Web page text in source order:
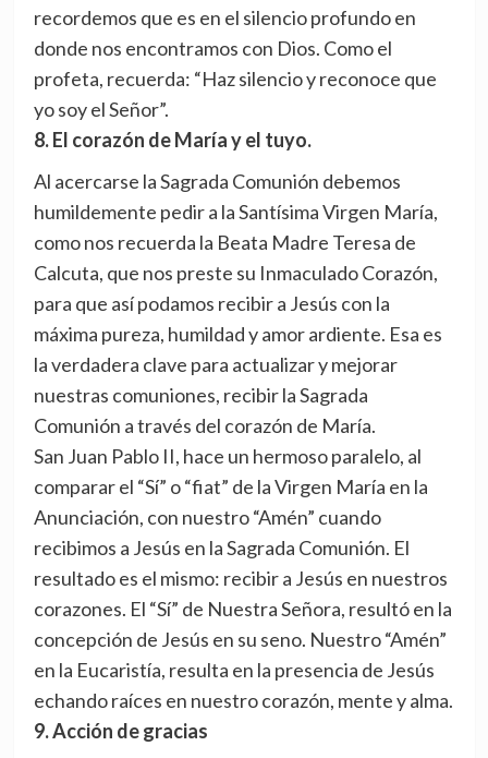
recordemos que es en el silencio profundo en
donde nos encontramos con Dios. Como el
profeta, recuerda: “Haz silencio y reconoce que
yo soy el Señor”.
8. El corazón de María y el tuyo.
Al acercarse la Sagrada Comunión debemos
humildemente pedir a la Santísima Virgen María,
como nos recuerda la Beata Madre Teresa de
Calcuta, que nos preste su Inmaculado Corazón,
para que así podamos recibir a Jesús con la
máxima pureza, humildad y amor ardiente. Esa es
la verdadera clave para actualizar y mejorar
nuestras comuniones, recibir la Sagrada
Comunión a través del corazón de María.
San Juan Pablo II, hace un hermoso paralelo, al
comparar el “Sí” o “fiat” de la Virgen María en la
Anunciación, con nuestro “Amén” cuando
recibimos a Jesús en la Sagrada Comunión. El
resultado es el mismo: recibir a Jesús en nuestros
corazones. El “Sí” de Nuestra Señora, resultó en la
concepción de Jesús en su seno. Nuestro “Amén”
en la Eucaristía, resulta en la presencia de Jesús
echando raíces en nuestro corazón, mente y alma.
9. Acción de gracias